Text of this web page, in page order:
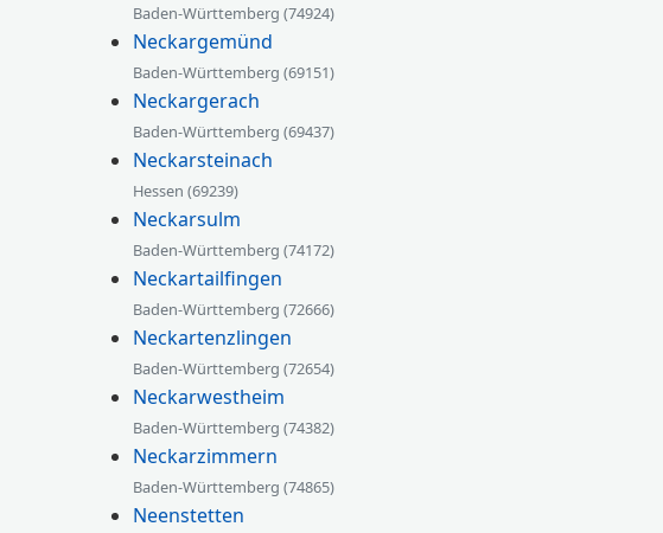
Baden-Württemberg (74924)
Neckargemünd
Baden-Württemberg (69151)
Neckargerach
Baden-Württemberg (69437)
Neckarsteinach
Hessen (69239)
Neckarsulm
Baden-Württemberg (74172)
Neckartailfingen
Baden-Württemberg (72666)
Neckartenzlingen
Baden-Württemberg (72654)
Neckarwestheim
Baden-Württemberg (74382)
Neckarzimmern
Baden-Württemberg (74865)
Neenstetten